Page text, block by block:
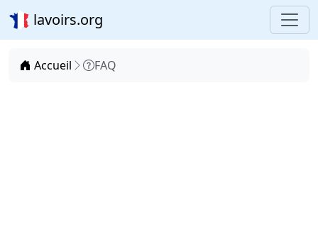
lavoirs.org
Accueil FAQ